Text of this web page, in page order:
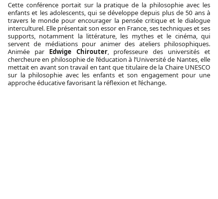
Cette conférence portait sur la pratique de la philosophie avec les
enfants et les adolescents, qui se développe depuis plus de 50 ans à
travers le monde pour encourager la pensée critique et le dialogue
interculturel. Elle présentait son essor en France, ses techniques et ses
supports, notamment la littérature, les mythes et le cinéma, qui
servent de médiations pour animer des ateliers philosophiques.
Animée par Edwige Chirouter, professeure des universités et
chercheure en philosophie de l’éducation à l’Université de Nantes, elle
mettait en avant son travail en tant que titulaire de la Chaire UNESCO
sur la philosophie avec les enfants et son engagement pour une
approche éducative favorisant la réflexion et l’échange.